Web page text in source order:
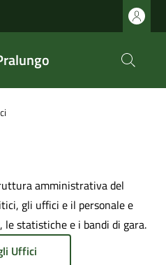
amministrativa del
gli uffici e il personale e
statistiche e i bandi di gara.
Uffici